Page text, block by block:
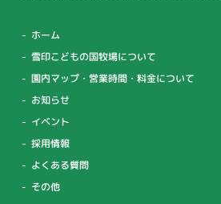
ホーム
雪印こどもの国牧場について
園内マップ・営業時間・料金について
お知らせ
イベント
採用情報
よくある質問
その他